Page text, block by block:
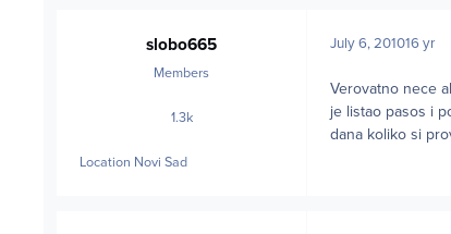
slobo665
Members
1.3kposts
Location Novi Sad
July 6, 201016 yr
Verovatno nece
je listao pasos i
dana koliko si